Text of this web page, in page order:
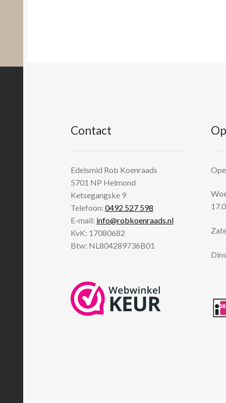
Contact
Edelsmid Rob Koenraads
5701 NP Helmond
Ketsegangske 9
Telefoon:0492 527 598
E-mail: info@robkoenraads.nl
KvK: 17080682
Btw: NL804289736B01